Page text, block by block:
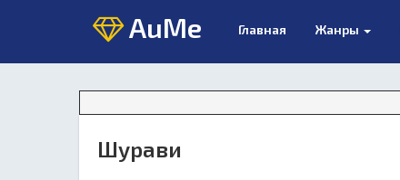
AuMe Главная Жанры
Шурави